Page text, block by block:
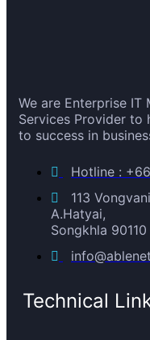
We are Enterprise IT
Services Provider to
to success in
Hotline :
113
A.Hatyai,
Songkhla 90110
Technical